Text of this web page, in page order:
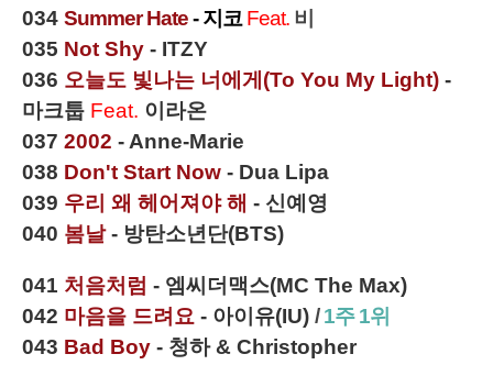
034 Summer Hate- 지코Feat. 비
035 Not Shy - ITZY
036 오늘도 빛나는 너에게(To You My Light) -
마크툽 Feat. 이라온
037 2002 - Anne-Marie
038 Don't Start Now - Dua Lipa
039 우리 왜 헤어져야 해 - 신예영
040 봄날 - 방탄소년단(BTS)
041 처음처럼 - 엠씨더맥스(MC The Max)
042 마음을 드려요 - 아이유(IU) / 1주 1위
043 Bad Boy - 청하 & Christopher